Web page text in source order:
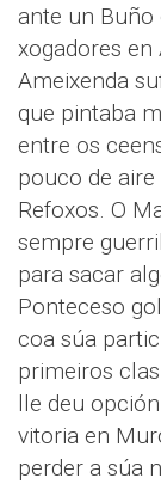
ante un Buño
xogadores en
Ameixenda
que pintaba
entre os
pouco de
Refoxos. O
sempre
para sacar
Ponteceso
coa súa
primeiros
lle deu
vitoria en
perder a súa